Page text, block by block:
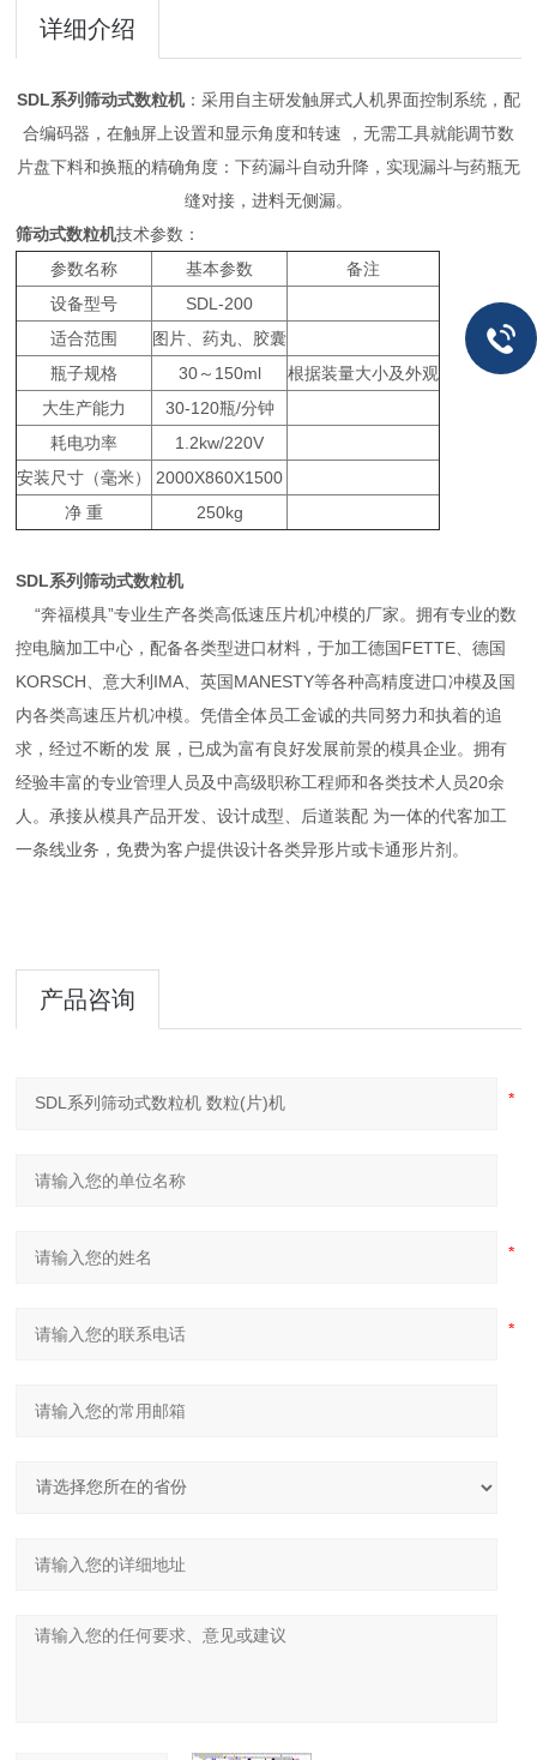
详细介绍
SDL系列筛动式数粒机：采用自主研发触屏式人机界面控制系统，配
合编码器，在触屏上设置和显示角度和转速 ，无需工具就能调节数
片盘下料和换瓶的精确角度：下药漏斗自动升降，实现漏斗与药瓶无
缝对接，进料无侧漏。
筛动式数粒机技术参数：
参数名称
基本参数
备注
设备型号
SDL-200
适合范围
图片、药丸、胶囊
瓶子规格
30～150ml
根据装量大小及外观
大生产能力
30-120瓶/分钟
耗电功率
1.2kw/220V
安装尺寸（毫米）
2000X860X1500
净 重
250kg
SDL系列筛动式数粒机
“奔福模具”专业生产各类高低速压片机冲模的厂家。拥有专业的数
控电脑加工中心，配备各类型进口材料，于加工德国FETTE、德国
KORSCH、意大利IMA、英国MANESTY等各种高精度进口冲模及国
内各类高速压片机冲模。凭借全体员工金诚的共同努力和执着的追
求，经过不断的发 展，已成为富有良好发展前景的模具企业。拥有
经验丰富的专业管理人员及中高级职称工程师和各类技术人员20余
人。承接从模具产品开发、设计成型、后道装配 为一体的代客加工
一条线业务，免费为客户提供设计各类异形片或卡通形片剂。
产品咨询